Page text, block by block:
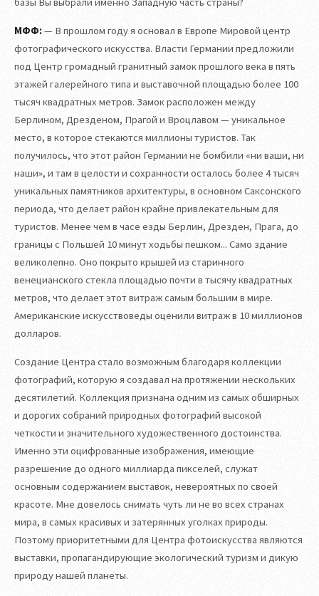
МФФ:— В прошлом году я основал в Европе Мировой центр
фотографического искусства. Власти Германии предложили
под Центр громадный гранитный замок прошлого века в пять
этажей галерейного типа и выставочной площадью более 100
тысяч квадратных метров. Замок расположен между
Берлином, Дрезденом, Прагой и Вроцлавом — уникальное
место, в которое стекаются миллионы туристов. Так
получилось, что этот район Германии не бомбили «ни ваши, ни
наши», и там в целости и сохранности осталось более 4 тысяч
уникальных памятников архитектуры, в основном Саксонского
периода, что делает район крайне привлекательным для
туристов. Менее чем в часе езды Берлин, Дрезден, Прага, до
границы с Польшей 10 минут ходьбы пешком... Само здание
великолепно. Оно покрыто крышей из старинного
венецианского стекла площадью почти в тысячу квадратных
метров, что делает этот витраж самым большим в мире.
Американские искусствоведы оценили витраж в 10 миллионов
долларов.
Создание Центра стало возможным благодаря коллекции
фотографий, которую я создавал на протяжении нескольких
десятилетий. Коллекция признана одним из самых обширных
и дорогих собраний природных фотографий высокой
четкости и значительного художественного достоинства.
Именно эти оцифрованные изображения, имеющие
разрешение до одного миллиарда пикселей, служат
основным содержанием выставок, невероятных по своей
красоте. Мне довелось снимать чуть ли не во всех странах
мира, в самых красивых и затерянных уголках природы.
Поэтому приоритетными для Центра фотоискусства являются
выставки, пропагандирующие экологический туризм и дикую
природу нашей планеты.